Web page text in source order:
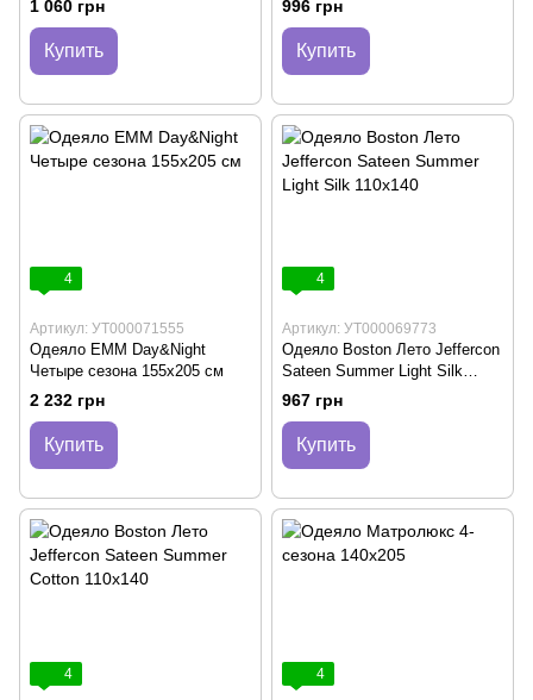
1 060 грн
Купить
996 грн
Купить
4
Артикул: УТ000071555
Одеяло ЕММ Day&Night
Четыре сезона 155х205 см
2 232 грн
Купить
4
Артикул: УТ000069773
Одеяло Boston Лето Jeffercon
Sateen Summer Light Silk
110х140
967 грн
Купить
4 4